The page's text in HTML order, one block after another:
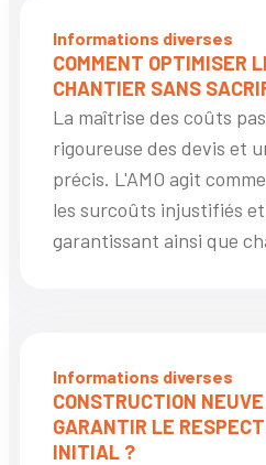
Informations diverses
COMMENT OPTIMISER
CHANTIER SANS
La maîtrise des coûts
rigoureuse des devis et
précis. L'AMO agit
les surcoûts injustifiés
garantissant ainsi que
Informations diverses
CONSTRUCTION
GARANTIR LE
INITIAL ?